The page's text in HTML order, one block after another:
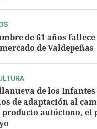
de 61 años
de Valdepeñas
de los
de adaptación al
producto autóctono, el